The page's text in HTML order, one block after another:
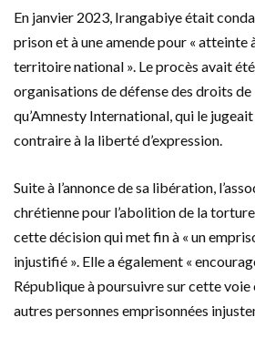
En janvier 2023, Irangabiye était
prison et à une amende pour « atteinte
territoire national ». Le procès avait
organisations de défense des droits de
qu’Amnesty International, qui le
contraire à la liberté d’expression.
Suite à l’annonce de sa libération,
chrétienne pour l’abolition de la
cette décision qui met fin à « un
injustifié ». Elle a également «
République à poursuivre sur cette
autres personnes emprisonnées